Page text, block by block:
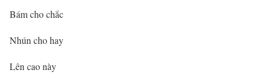
Bám cho chắc
Nhún cho hay
Lên cao này